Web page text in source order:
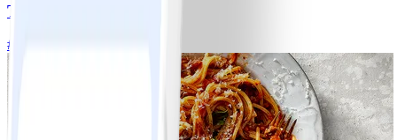
Tacos
#